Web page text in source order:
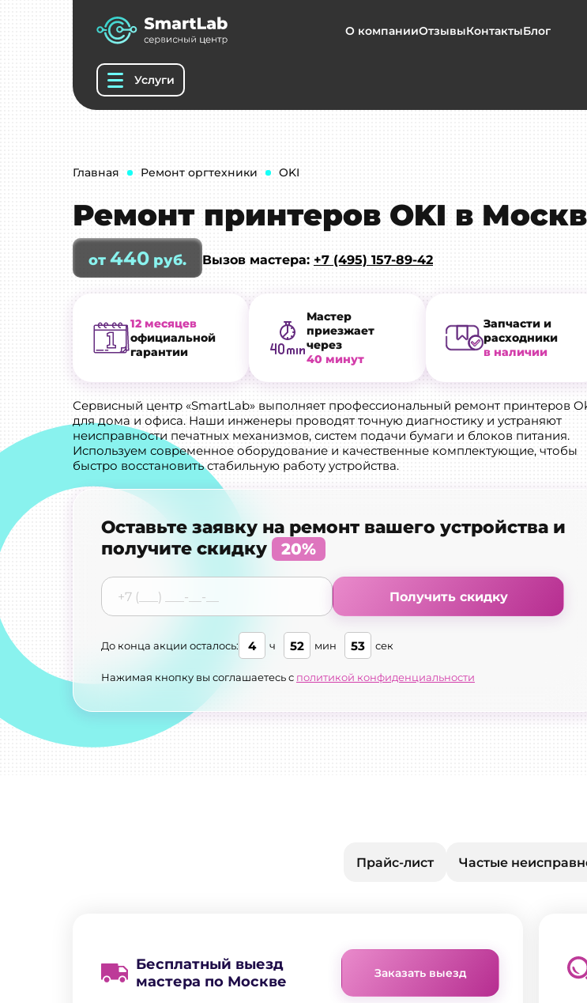
Услуги
О компанииОтзывыКонтактыБлог
Главная Ремонт оргтехники OKI
Ремонт принтеров OKI в
от 440 руб. Вызов мастера: +7 (495) 157-89-42
12 месяцев
официальной
гарантии
Мастер
приезжает
через
40 минут
Запчасти и
расходники
в наличии
Сервисный центр «SmartLab» выполняет профессиональный ремонт принтеров
для дома и офиса. Наши инженеры проводят точную диагностику и устраняют
неисправности печатных механизмов, систем подачи бумаги и блоков питания.
Используем современное оборудование и качественные комплектующие, чтобы
быстро восстановить стабильную работу устройства.
Оставьте заявку на ремонт вашего устройства и
получите скидку
20%
Получить скидку
До конца акции осталось: 4 ч 52 мин 52 сек
Нажимая кнопку вы соглашаетесь с политикой конфиденциальности
Прайс-лист Частые
Бесплатный выезд
мастера по Москве
Заказать выезд